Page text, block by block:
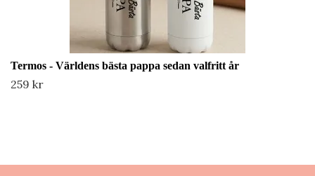
Termos - Världens bästa pappa sedan valfritt år
259 kr